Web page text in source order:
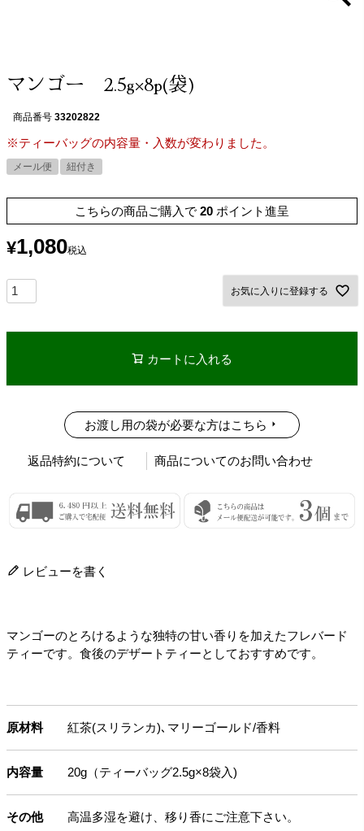
マンゴー 2.5g×8p(袋)
商品番号 33202822
※ティーバッグの内容量・入数が変わりました。
メール便 紐付き
こちらの商品ご購入で 20 ポイント進呈
¥1,080税込
お気に入りに登録する
カートに入れる
お渡し用の袋が必要な方はこちら
返品特約について 商品についてのお問い合わせ
レビューを書く
マンゴーのとろけるような独特の甘い香りを加えたフレバード
ティーです。食後のデザートティーとしておすすめです。
原材料 紅茶(スリランカ)､マリーゴールド/香料
内容量 20g（ティーバッグ2.5g×8袋入)
その他 高温多湿を避け、移り香にご注意下さい。